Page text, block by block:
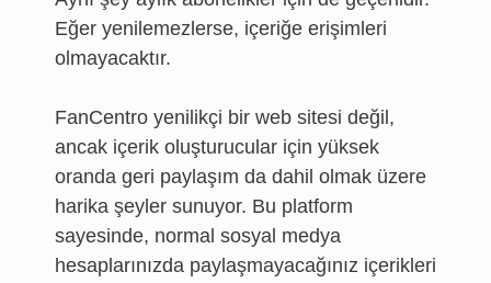
Eğer yenilemezlerse, içeriğe erişimleri
olmayacaktır.
FanCentro yenilikçi bir web sitesi değil,
ancak içerik oluşturucular için yüksek
oranda geri paylaşım da dahil olmak üzere
harika şeyler sunuyor. Bu platform
sayesinde, normal sosyal medya
hesaplarınızda paylaşmayacağınız içerikleri